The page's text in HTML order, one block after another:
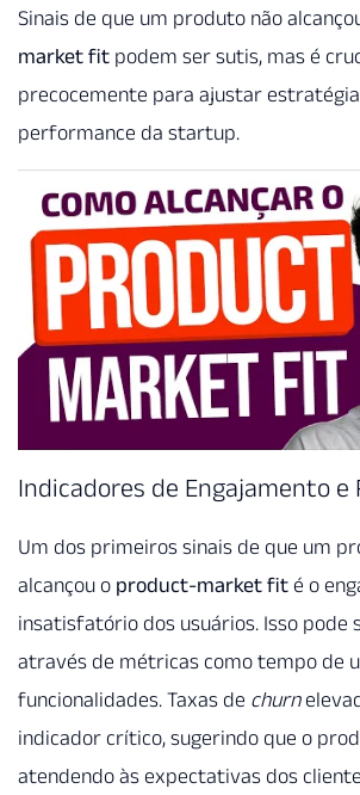
Sinais de que um produto não
market fit podem ser sutis, mas é
precocemente para ajustar
performance da startup.
Indicadores de Engajamento e
Um dos primeiros sinais de que um
alcançou o product-market fit é o
insatisfatório dos usuários. Isso pode
através de métricas como tempo de
funcionalidades. Taxas de churn
indicador crítico, sugerindo que o
atendendo às expectativas dos